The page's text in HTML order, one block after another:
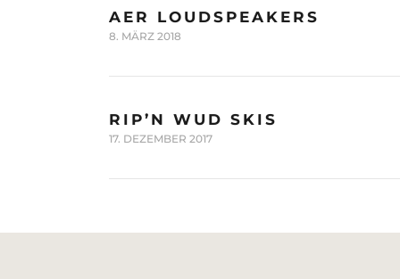
AER LOUDSPEAKERS
8. MÄRZ 2018
RIP’N WUD SKIS
17. DEZEMBER 2017